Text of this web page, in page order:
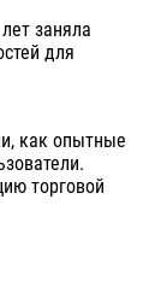
заняла
для
как опытные
торговой